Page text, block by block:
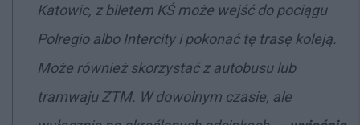
Katowic, z biletem KŚ może wejść do pociągu
Polregio albo Intercity i pokonać tę trasę koleją.
Może również skorzystać z autobusu lub
tramwaju ZTM. W dowolnym czasie, ale